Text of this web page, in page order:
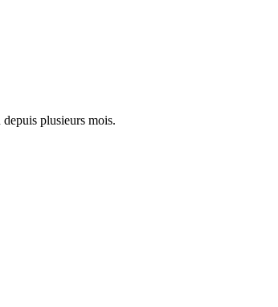
plusieurs mois.